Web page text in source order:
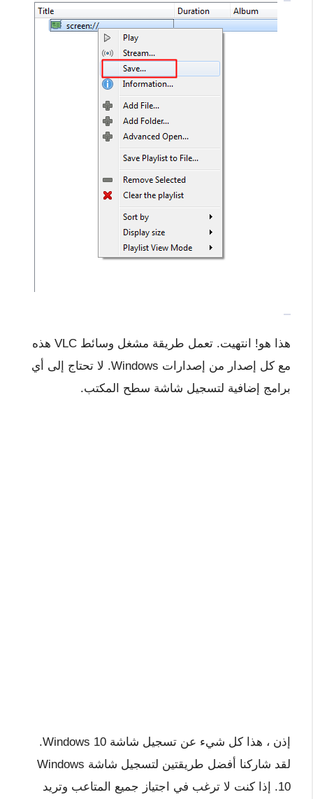
هذا هو! انتهيت. تعمل طريقة مشغل وسائط VLC هذه
مع كل إصدار من إصدارات Windows. لا تحتاج إلى أي
برامج إضافية لتسجيل شاشة سطح المكتب.
إذن ، هذا كل شيء عن تسجيل شاشة Windows 10.
لقد شاركنا أفضل طريقتين لتسجيل شاشة Windows
10. إذا كنت لا ترغب في اجتياز جميع المتاعب وتريد